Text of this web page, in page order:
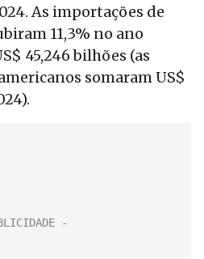
As importações de
11,3% no ano
45,246 bilhões (as
somaram US$